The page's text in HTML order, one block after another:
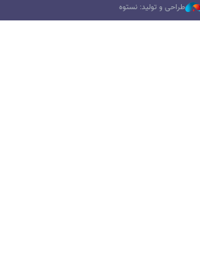
طراحی و تولید: نستوه